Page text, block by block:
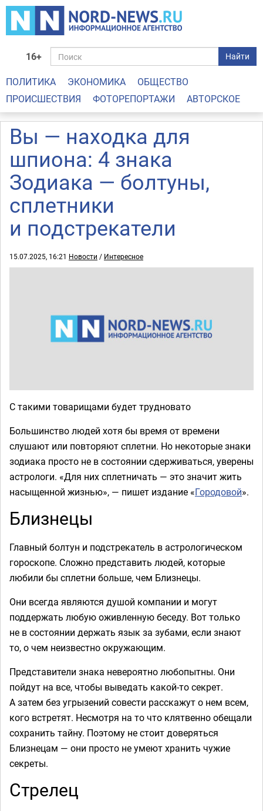
16+ Найти
ПОЛИТИКА ЭКОНОМИКА
ОБЩЕСТВО
ПРОИСШЕСТВИЯ
ФОТОРЕПОРТАЖИ АВТОРСКОЕ
Вы — находка для
шпиона: 4 знака
Зодиака — болтуны,
сплетники
и подстрекатели
15.07.2025, 16:21 Новости / Интересное
С такими товарищами будет трудновато
Большинство людей хотя бы время от времени
слушают или повторяют сплетни. Но некоторые знаки
зодиака просто не в состоянии сдерживаться, уверены
астрологи. «Для них сплетничать — это значит жить
насыщенной жизнью», — пишет издание «Городовой».
Близнецы
Главный болтун и подстрекатель в астрологическом
гороскопе. Сложно представить людей, которые
любили бы сплетни больше, чем Близнецы.
Они всегда являются душой компании и могут
поддержать любую оживленную беседу. Вот только
не в состоянии держать язык за зубами, если знают
то, о чем неизвестно окружающим.
Представители знака невероятно любопытны. Они
пойдут на все, чтобы выведать какой-то секрет.
А затем без угрызений совести расскажут о нем всем,
кого встретят. Несмотря на то что клятвенно обещали
сохранить тайну. Поэтому не стоит доверяться
Близнецам — они просто не умеют хранить чужие
секреты.
Стрелец